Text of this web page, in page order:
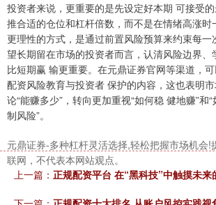
投资者来说，更重要的是先设定好本期 可接受
推合适的仓位和杠杆倍数，而不是在情绪高涨时
更理性的方式，是通过前置风险预算来约束每
望长期留在市场的投资者而言，认清风险边界
比短期赢 输更重要。在元鼎证券官网等渠道，
配资风险教育与投资者 保护的内容，这也表明
论“能赚多少”，转向更加重视“如何稳 健地赚”和
制风险”。
元鼎证券-多种杠杆灵活选择,轻松把握市场机会!
联网，不代表本网站观点。
上一篇： 正规配资平台 在“黑科技”中触摸未来
北证50 1134.24 +11.37
创业板指 3563.12 +47.56